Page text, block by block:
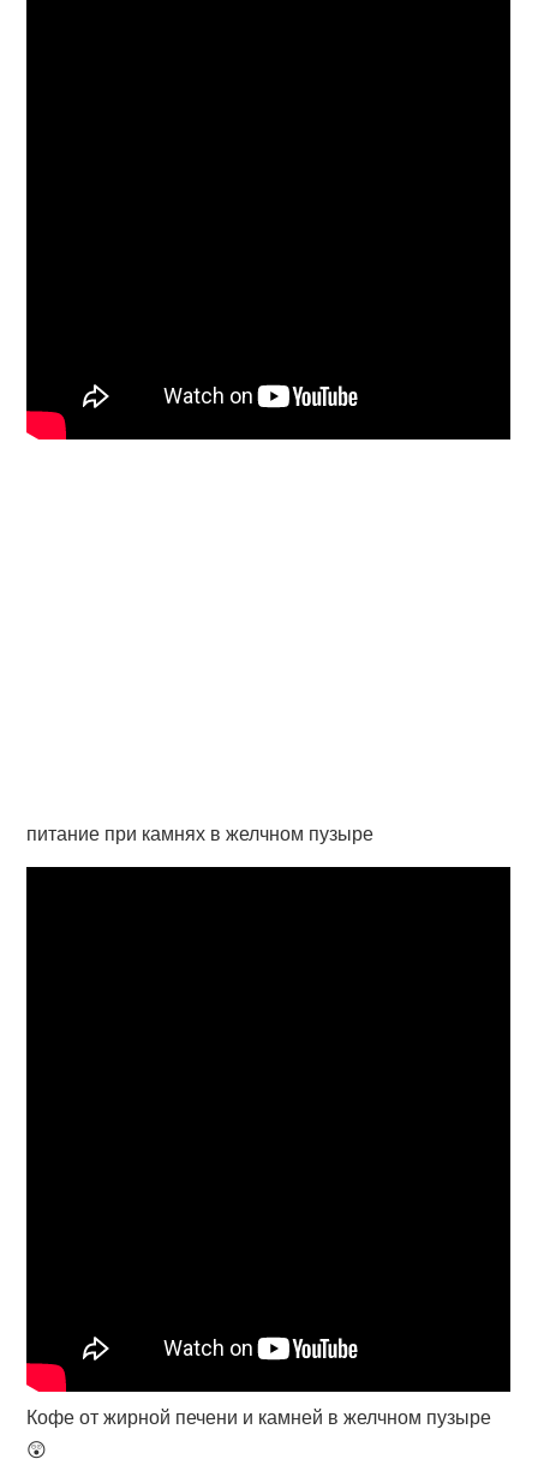
питание при камнях в желчном пузыре
Кофе от жирной печени и камней в желчном пузыре
😲